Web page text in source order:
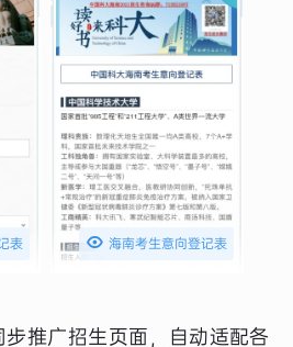
表  海南考生意向登记表
推广招生页面，自动适配各